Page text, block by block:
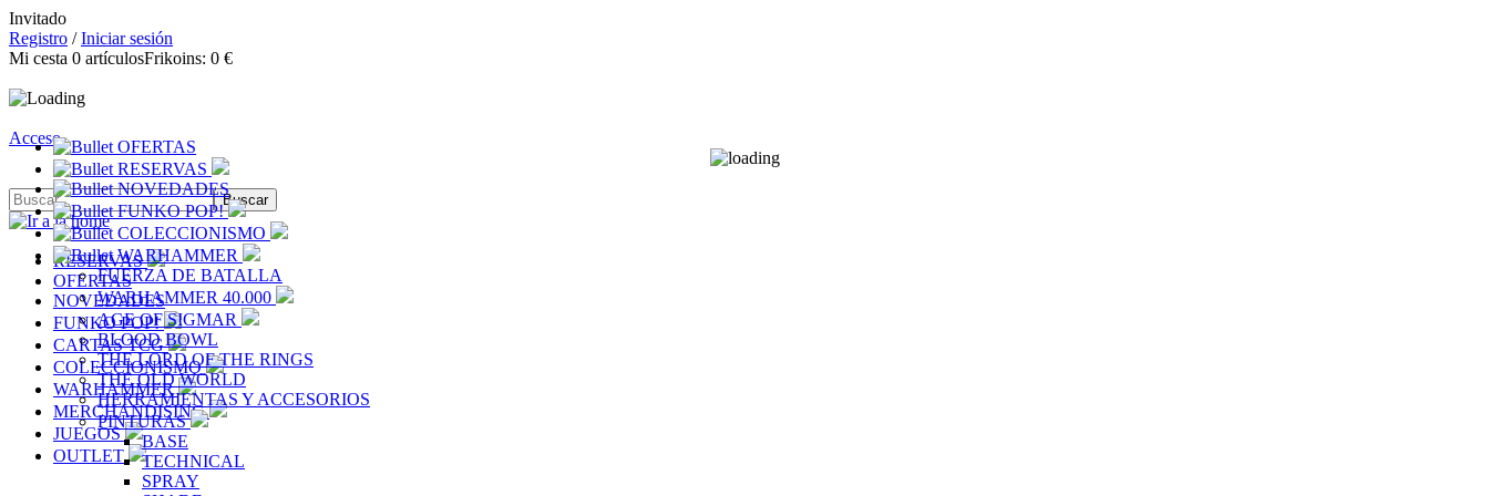
Invitado
Registro /Iniciar sesión
Mi cesta 0 artículosFrikoins: 0 €
Acceso
RESERVAS
OFERTAS
NOVEDADES
FUNKO POP!
CARTAS TCG
COLECCIONISMO
WARHAMMER
MERCHANDISING
JUEGOS
OUTLET
OFERTAS
RESERVAS
NOVEDADES
FUNKO POP!
COLECCIONISMO
WARHAMMER
FUERZA DE BATALLA
WARHAMMER 40.000
AGE OF SIGMAR
BLOOD BOWL
THE LORD OF THE RINGS
THE OLD WORLD
HERRAMIENTAS Y ACCESORIOS
PINTURAS
BASE
TECHNICAL
SPRAY